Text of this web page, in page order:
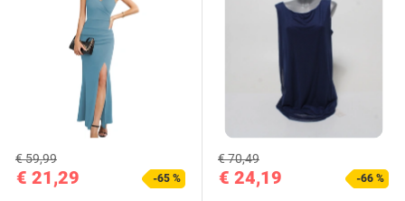
€ 21,29
€ 59,99
-65 % € 24,19
€ 70,49
-66 %